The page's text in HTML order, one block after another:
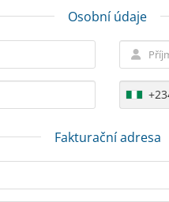
Osobní údaje
Fakturační adresa